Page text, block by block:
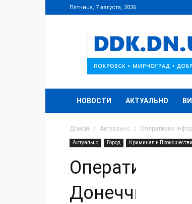
Пятница, 7 августа, 2026
DDK.DN.UA
НОВОСТИ АКТУАЛЬНО
Домой Актуально Оперативна
Актуально Город Криминал и
Оперативна
Донеччині за